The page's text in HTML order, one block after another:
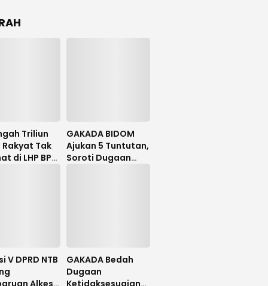
Triliun
Rakyat Tak
di LHP BPK,
GAKADA BIDOM
Ajukan 5 Tuntutan,
Soroti Dugaan
V DPRD NTB
Alkes
GAKADA Bedah
Dugaan
Ketidaksesuaian